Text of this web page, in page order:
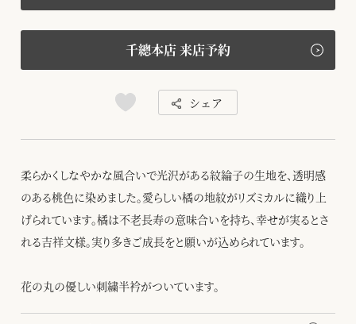
千總本店 来店予約
シェア
柔らかくしなやかな風合いで光沢がある紋綸子の生地を、透明感
のある桃色に染めました。愛らしい橘の地紋がリズミカルに織り上
げられています。橘は不老長寿の意味合いを持ち、幸せが実るとさ
れる吉祥文様。実り多きご成長をと願いが込められています。
花の丸の優しい刺繍半衿がついています。